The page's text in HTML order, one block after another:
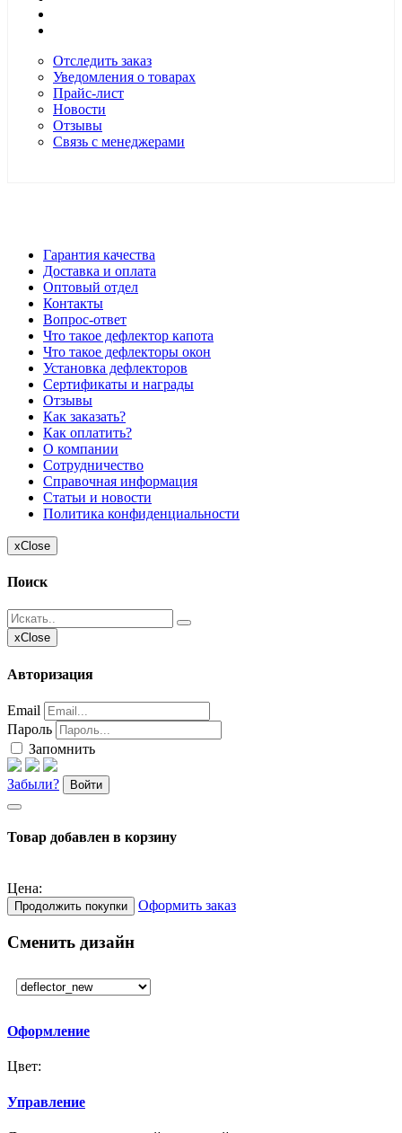
Отследить заказ
Уведомления о товарах
Прайс-лист
Новости
Отзывы
Связь с менеджерами
Гарантия качества
Доставка и оплата
Оптовый отдел
Контакты
Вопрос-ответ
Что такое дефлектор капота
Что такое дефлекторы окон
Установка дефлекторов
Сертификаты и награды
Отзывы
Как заказать?
Как оплатить?
О компании
Сотрудничество
Справочная информация
Статьи и новости
Политика конфиденциальности
xClose
Поиск
xClose
Авторизация
Email
Пароль
Запомнить
Забыли? Войти
Товар добавлен в корзину
Цена:
Продолжить покупки Оформить заказ
Сменить дизайн
Оформление
Цвет:
Управление